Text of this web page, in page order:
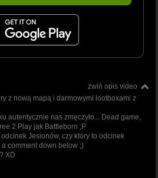
zwiń opis video
z nową mapą i darmowymi lootboxami z
autentycznie nas zmęczyło... Dead game,
2 Play jak Battleborn ;P
Jesionów, czy który to odcinek
comment down below ;)
XD